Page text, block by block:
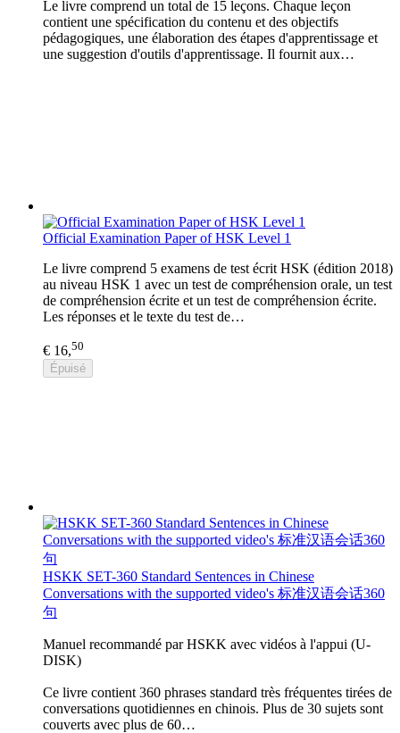
Le livre comprend un total de 15 leçons. Chaque leçon
contient une spécification du contenu et des objectifs
pédagogiques, une élaboration des étapes d'apprentissage et
une suggestion d'outils d'apprentissage. Il fournit aux…
Official Examination Paper of HSK Level 1
Le livre comprend 5 examens de test écrit HSK (édition 2018)
au niveau HSK 1 avec un test de compréhension orale, un test
de compréhension écrite et un test de compréhension écrite.
Les réponses et le texte du test de…
€ 16,50
Épuisé
HSKK SET-360 Standard Sentences in Chinese
Conversations with the supported video's 标准汉语会话360
句
Manuel recommandé par HSKK avec vidéos à l'appui (U-
DISK)
Ce livre contient 360 phrases standard très fréquentes tirées de
conversations quotidiennes en chinois. Plus de 30 sujets sont
couverts avec plus de 60…